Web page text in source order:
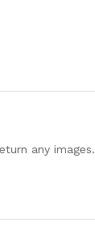
any images.